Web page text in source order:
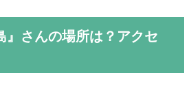
』さんの場所は？アクセ